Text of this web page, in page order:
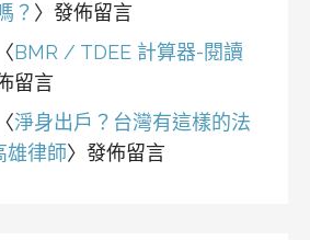
？ 〉發佈留言
BMR / TDEE 計算器-閱讀
留言
淨身出戶？台灣有這樣的法
雄律師〉發佈留言